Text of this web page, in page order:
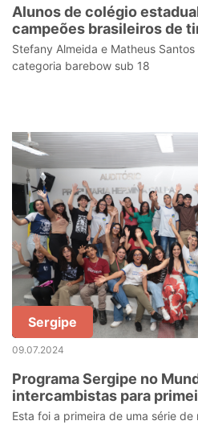
Alunos de colégio
campeões brasileiros de
Stefany Almeida e Matheus
categoria barebow sub 18
Sergipe
09.07.2024
Programa Sergipe no
intercambistas para
Esta foi a primeira de uma série